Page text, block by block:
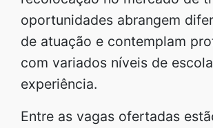
oportunidades abrangem
de atuação e contemplam
com variados níveis de
experiência.
Entre as vagas ofertadas